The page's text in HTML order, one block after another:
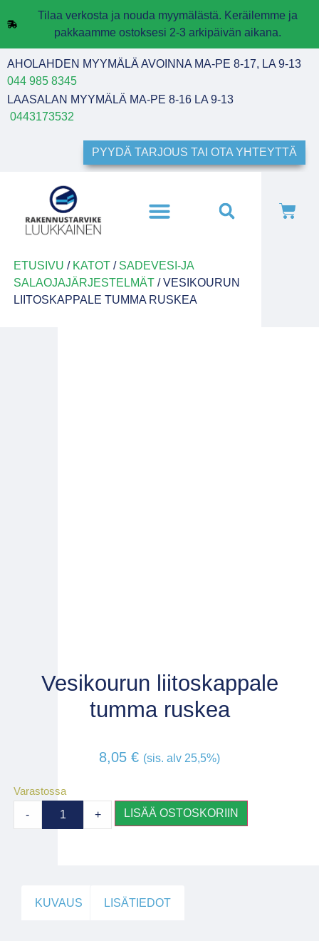
Tilaa verkosta ja nouda myymälästä. Keräilemme ja
pakkaamme ostoksesi 2-3 arkipäivän aikana.
AHOLAHDEN MYYMÄLÄ AVOINNA MA-PE 8-17, LA 9-13
044 985 8345
LAASALAN MYYMÄLÄ MA-PE 8-16 LA 9-13
0443173532
PYYDÄ TARJOUS TAI OTA YHTEYTTÄ
ETUSIVU / KATOT/ SADEVESI-JA
SALAOJAJÄRJESTELMÄT/ VESIKOURUN
LIITOSKAPPALE TUMMA RUSKEA
Vesikourun liitoskappale
tumma ruskea
8,05 € (sis. alv 25,5%)
Varastossa
- + LISÄÄ OSTOSKORIIN
KUVAUS LISÄTIEDOT